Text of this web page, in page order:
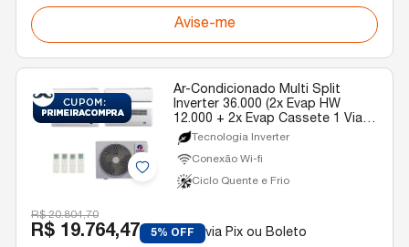
Avise-me
Ar-Condicionado Multi Split
Inverter 36.000 (2x Evap HW
12.000 + 2x Evap Cassete 1 Via
12.000) Gree Quente/Frio R-32
220v
Tecnologia Inverter
Conexão Wi-fi
Ciclo Quente e Frio
R$ 20.804,70
R$ 19.764,47 5% OFF via Pix ou Boleto